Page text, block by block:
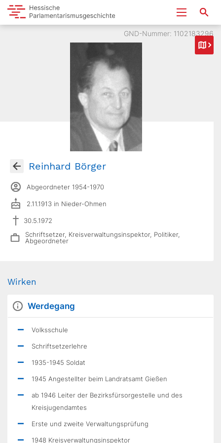
GND-Nummer: 1102183296
Reinhard Börger
Abgeordneter 1954-1970
2.11.1913 in Nieder-Ohmen
30.5.1972
Schriftsetzer, Kreisverwaltungsinspektor, Politiker,
Abgeordneter
Wirken
Werdegang
Volksschule
Schriftsetzerlehre
1935-1945 Soldat
1945 Angestellter beim Landratsamt Gießen
ab 1946 Leiter der Bezirksfürsorgestelle und des
Kreisjugendamtes
Erste und zweite Verwaltungsprüfung
1948 Kreisverwaltungsinspektor